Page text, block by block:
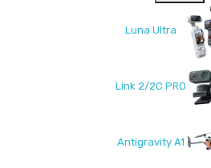
Luna Ultra
Link 2/2C PRO
Antigravity A1